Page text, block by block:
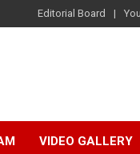
Editorial Board
VIDEO GALLERY